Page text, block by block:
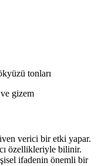
tonları
gizem
verici bir etki yapar.
özellikleriyle bilinir.
ifadenin önemli bir